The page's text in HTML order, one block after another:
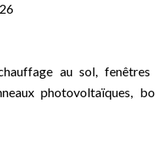
au sol,
photovoltaïques,